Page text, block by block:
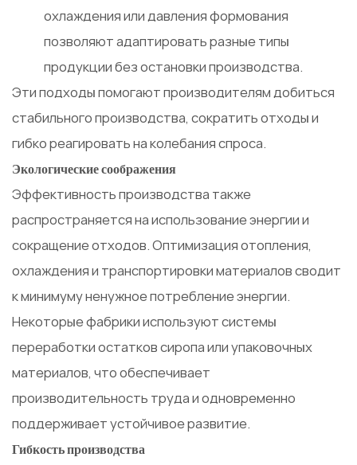
охлаждения или давления формования
позволяют адаптировать разные типы
продукции без остановки производства.
Эти подходы помогают производителям добиться
стабильного производства, сократить отходы и
гибко реагировать на колебания спроса.
Экологические соображения
Эффективность производства также
распространяется на использование энергии и
сокращение отходов. Оптимизация отопления,
охлаждения и транспортировки материалов сводит
к минимуму ненужное потребление энергии.
Некоторые фабрики используют системы
переработки остатков сиропа или упаковочных
материалов, что обеспечивает
производительность труда и одновременно
поддерживает устойчивое развитие.
Гибкость производства